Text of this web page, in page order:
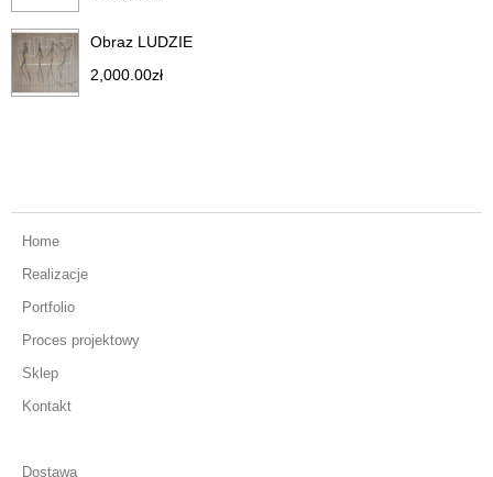
Obraz LUDZIE
2,000.00zł
Home
Realizacje
Portfolio
Proces projektowy
Sklep
Kontakt
Dostawa